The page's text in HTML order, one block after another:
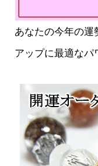
あなたの今年の運
アップに最適なパ